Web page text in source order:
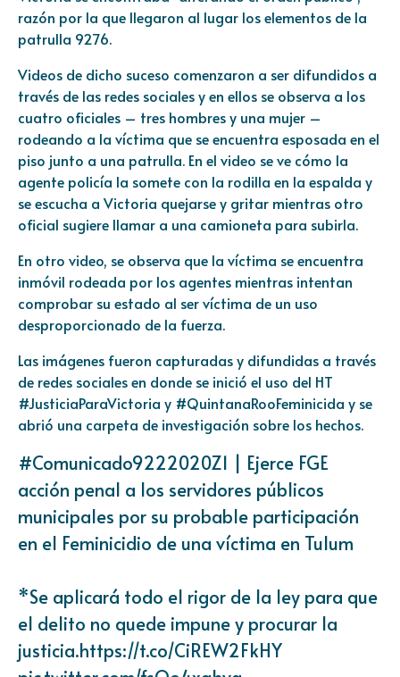
razón por la que llegaron al lugar los elementos de la
patrulla 9276.
Videos de dicho suceso comenzaron a ser difundidos a
través de las redes sociales y en ellos se observa a los
cuatro oficiales – tres hombres y una mujer –
rodeando a la víctima que se encuentra esposada en el
piso junto a una patrulla. En el video se ve cómo la
agente policía la somete con la rodilla en la espalda y
se escucha a Victoria quejarse y gritar mientras otro
oficial sugiere llamar a una camioneta para subirla.
En otro video, se observa que la víctima se encuentra
inmóvil rodeada por los agentes mientras intentan
comprobar su estado al ser víctima de un uso
desproporcionado de la fuerza.
Las imágenes fueron capturadas y difundidas a través
de redes sociales en donde se inició el uso del HT
#JusticiaParaVictoria y #QuintanaRooFeminicida y se
abrió una carpeta de investigación sobre los hechos.
#Comunicado9222020Z1 | Ejerce FGE
acción penal a los servidores públicos
municipales por su probable participación
en el Feminicidio de una víctima en Tulum
*Se aplicará todo el rigor de la ley para que
el delito no quede impune y procurar la
justicia.https://t.co/CiREW2FkHY